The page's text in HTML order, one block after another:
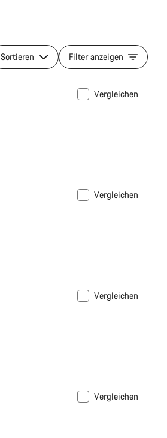
Sortieren Filter anzeigen
Vergleichen
Vergleichen
Vergleichen
Vergleichen